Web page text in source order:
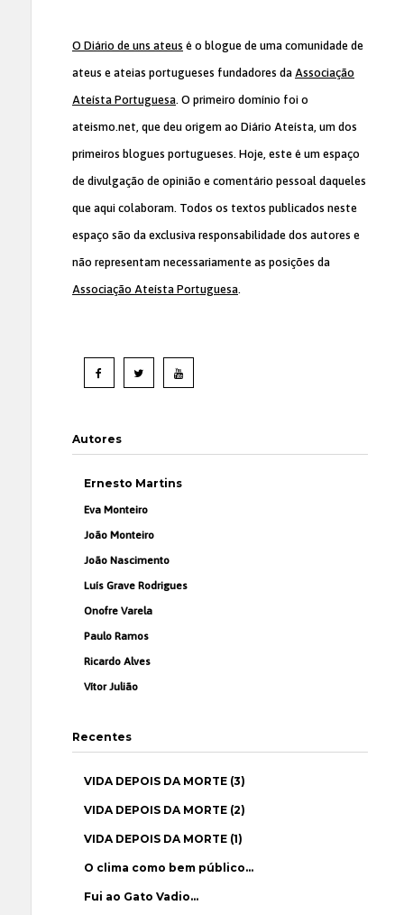
O Diário de uns ateus é o blogue de uma comunidade de
ateus e ateias portugueses fundadores da Associação
Ateísta Portuguesa. O primeiro domínio foi o
ateismo.net, que deu origem ao Diário Ateísta, um dos
primeiros blogues portugueses. Hoje, este é um espaço
de divulgação de opinião e comentário pessoal daqueles
que aqui colaboram. Todos os textos publicados neste
espaço são da exclusiva responsabilidade dos autores e
não representam necessariamente as posições da
Associação Ateísta Portuguesa.
Autores
Ernesto Martins
Eva Monteiro
João Monteiro
João Nascimento
Luís Grave Rodrigues
Onofre Varela
Paulo Ramos
Ricardo Alves
Vítor Julião
Recentes
VIDA DEPOIS DA MORTE (3)
VIDA DEPOIS DA MORTE (2)
VIDA DEPOIS DA MORTE (1)
O clima como bem público…
Fui ao Gato Vadio…